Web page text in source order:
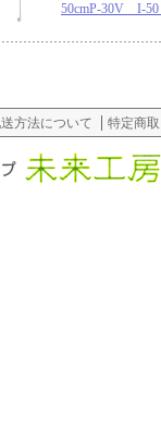
50cmP-30V I-
方法について 特定商